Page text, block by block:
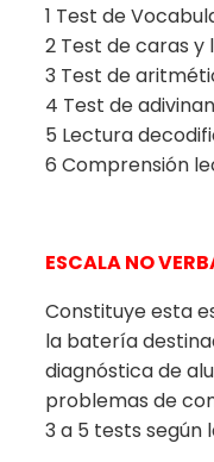
1 Test de
2 Test de caras y
3 Test de
4 Test de
5 Lectura
6 Comprensión
ESCALA NO
Constituye esta
la batería
diagnóstica de
problemas de
3 a 5 tests según